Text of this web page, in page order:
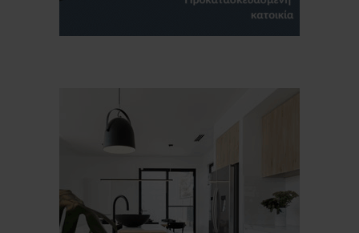
Ευχαριστώ, αλλά δεν ενδιαφέρομαι αυτή την στιγμή